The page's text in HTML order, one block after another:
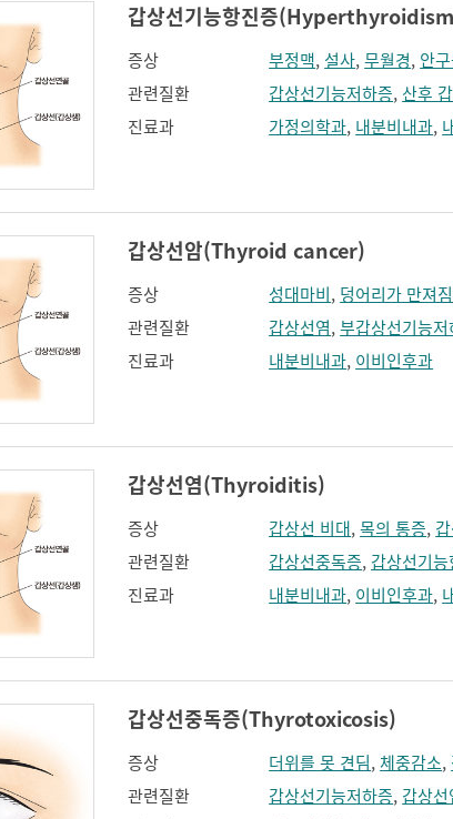
갑상선기능항진증
증상 부정맥, 설사,무월경, 안
관련질환
갑상선기능저하증, 산후
진료과
가정의학과, 내분비내과,
갑상선암(Thyroid cancer)
증상 성대마비, 덩어리가 만져짐
관련질환
갑상선염,부갑상선기능저
진료과
내분비내과, 이비인후과
갑상선염(Thyroiditis)
증상 갑상선 비대,목의 통증,
관련질환
갑상선중독증, 갑상선기
진료과
내분비내과, 이비인후과,
갑상선중독증(Thyrotoxicosis)
증상 더위를 못 견딤,체중감소,
관련질환
갑상선기능저하증, 갑상선